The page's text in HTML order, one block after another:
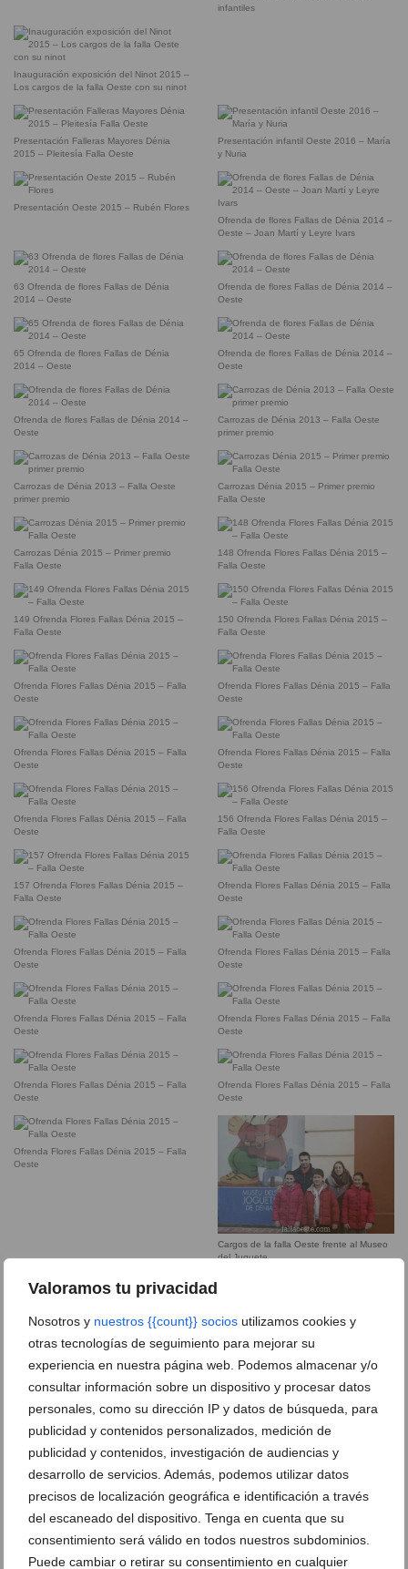
Valoramos tu privacidad
Nosotros y nuestros {{count}} socios utilizamos cookies y
otras tecnologías de seguimiento para mejorar su
experiencia en nuestra página web. Podemos almacenar y/o
consultar información sobre un dispositivo y procesar datos
personales, como su dirección IP y datos de búsqueda, para
publicidad y contenidos personalizados, medición de
publicidad y contenidos, investigación de audiencias y
desarrollo de servicios. Además, podemos utilizar datos
precisos de localización geográfica e identificación a través
del escaneado del dispositivo. Tenga en cuenta que su
consentimiento será válido en todos nuestros subdominios.
Puede cambiar o retirar su consentimiento en cualquier
infantiles
Inauguración exposición del Ninot 2015 –
Los cargos de la falla Oeste con su ninot
Presentación Falleras Mayores Dénia
2015 – Pleitesía Falla Oeste
Presentación infantil Oeste 2016 – María
y Nuria
Presentación Oeste 2015 – Rubén Flores
Ofrenda de flores Fallas de Dénia 2014 –
Oeste – Joan Martí y Leyre Ivars
63 Ofrenda de flores Fallas de Dénia
2014 – Oeste
Ofrenda de flores Fallas de Dénia 2014 –
Oeste
65 Ofrenda de flores Fallas de Dénia
2014 – Oeste
Ofrenda de flores Fallas de Dénia 2014 –
Oeste
Ofrenda de flores Fallas de Dénia 2014 –
Oeste
Carrozas de Dénia 2013 – Falla Oeste
primer premio
Carrozas de Dénia 2013 – Falla Oeste
primer premio
Carrozas Dénia 2015 – Primer premio
Falla Oeste
Carrozas Dénia 2015 – Primer premio
Falla Oeste
148 Ofrenda Flores Fallas Dénia 2015 –
Falla Oeste
149 Ofrenda Flores Fallas Dénia 2015 –
Falla Oeste
150 Ofrenda Flores Fallas Dénia 2015 –
Falla Oeste
Ofrenda Flores Fallas Dénia 2015 – Falla
Oeste
Ofrenda Flores Fallas Dénia 2015 – Falla
Oeste
Ofrenda Flores Fallas Dénia 2015 – Falla
Oeste
Ofrenda Flores Fallas Dénia 2015 – Falla
Oeste
Ofrenda Flores Fallas Dénia 2015 – Falla
Oeste
156 Ofrenda Flores Fallas Dénia 2015 –
Falla Oeste
157 Ofrenda Flores Fallas Dénia 2015 –
Falla Oeste
Ofrenda Flores Fallas Dénia 2015 – Falla
Oeste
Ofrenda Flores Fallas Dénia 2015 – Falla
Oeste
Ofrenda Flores Fallas Dénia 2015 – Falla
Oeste
Ofrenda Flores Fallas Dénia 2015 – Falla
Oeste
Ofrenda Flores Fallas Dénia 2015 – Falla
Oeste
Ofrenda Flores Fallas Dénia 2015 – Falla
Oeste
Ofrenda Flores Fallas Dénia 2015 – Falla
Oeste
Ofrenda Flores Fallas Dénia 2015 – Falla
Oeste
Cargos de la falla Oeste frente al Museo
del Juguete
falla Oeste
Falla Infantil Oeste 2015 Falla Oeste
Falla Oeste 2014 Falla Oeste 2015
Falla Oeste infantil 2014 Falleras Mayores de la falla Oeste
Leyre Ivars – Falla Oeste
Molina
Ubicación falla Oeste